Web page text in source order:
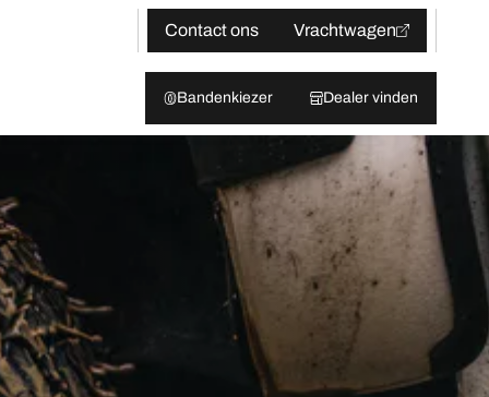
Contact ons Vrachtwagen
Bandenkiezer Dealer vinden